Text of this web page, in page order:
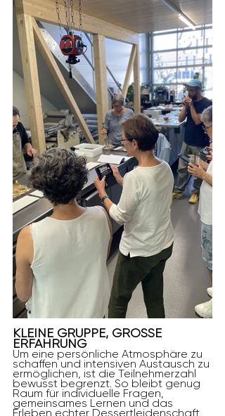
KLEINE GRUPPE, GROSSE
ERFAHRUNG
Um eine persönliche Atmosphäre zu
schaffen und intensiven Austausch zu
ermöglichen, ist die Teilnehmerzahl
bewusst begrenzt. So bleibt genug
Raum für individuelle Fragen,
gemeinsames Lernen und das
Erleben echter Dessertleidenschaft.